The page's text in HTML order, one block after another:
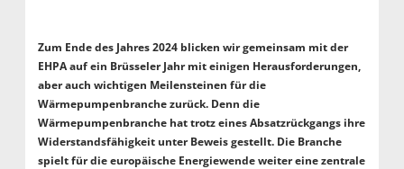
Zum Ende des Jahres 2024 blicken wir gemeinsam mit der
EHPA auf ein Brüsseler Jahr mit einigen Herausforderungen,
aber auch wichtigen Meilensteinen für die
Wärmepumpenbranche zurück. Denn die
Wärmepumpenbranche hat trotz eines Absatzrückgangs ihre
Widerstandsfähigkeit unter Beweis gestellt. Die Branche
spielt für die europäische Energiewende weiter eine zentrale